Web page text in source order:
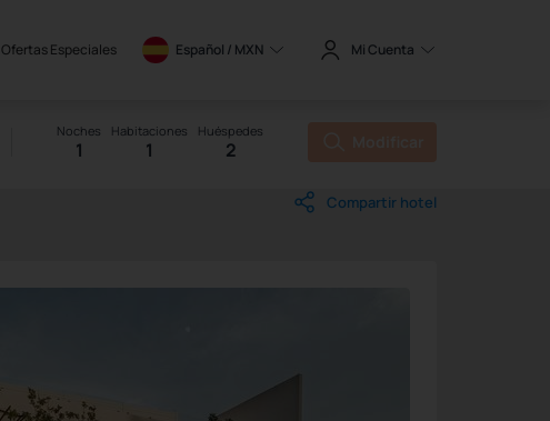
Ofertas Especiales Español / MXN Mi Cuenta
Noches
1
Habitaciones
1
Huéspedes
2
Compartir hotel